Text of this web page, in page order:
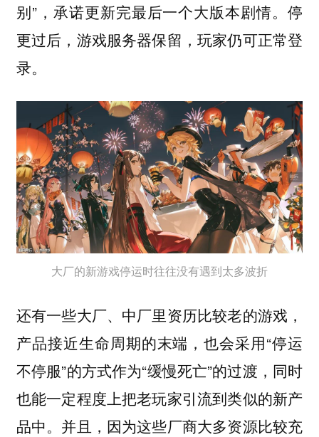
别”，承诺更新完最后一个大版本剧情。停
更过后，游戏服务器保留，玩家仍可正常登
录。
大厂的新游戏停运时往往没有遇到太多波折
还有一些大厂、中厂里资历比较老的游戏，
产品接近生命周期的末端，也会采用“停运
不停服”的方式作为“缓慢死亡”的过渡，同时
也能一定程度上把老玩家引流到类似的新产
品中。并且，因为这些厂商大多资源比较充